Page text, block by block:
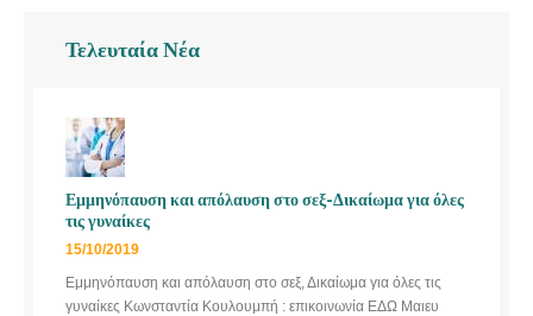
Τελευταία Νέα
Εμμηνόπαυση και απόλαυση στο σεξ-Δικαίωμα για όλες
τις γυναίκες
15/10/2019
Εμμηνόπαυση και απόλαυση στο σεξ, Δικαίωμα για όλες τις
γυναίκες Κωνσταντία Κουλουμπή : επικοινωνία ΕΔΩ Μαιευ